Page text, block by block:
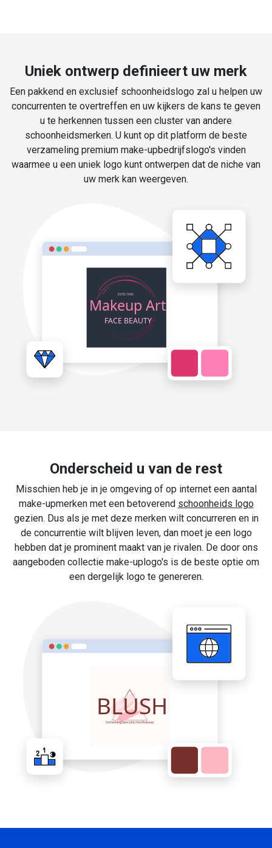
Uniek ontwerp definieert uw merk
Een pakkend en exclusief schoonheidslogo zal u helpen uw
concurrenten te overtreffen en uw kijkers de kans te geven
u te herkennen tussen een cluster van andere
schoonheidsmerken. U kunt op dit platform de beste
verzameling premium make-upbedrijfslogo's vinden
waarmee u een uniek logo kunt ontwerpen dat de niche van
uw merk kan weergeven.
Onderscheid u van de rest
Misschien heb je in je omgeving of op internet een aantal
make-upmerken met een betoverend schoonheids logo
gezien. Dus als je met deze merken wilt concurreren en in
de concurrentie wilt blijven leven, dan moet je een logo
hebben dat je prominent maakt van je rivalen. De door ons
aangeboden collectie make-uplogo's is de beste optie om
een dergelijk logo te genereren.